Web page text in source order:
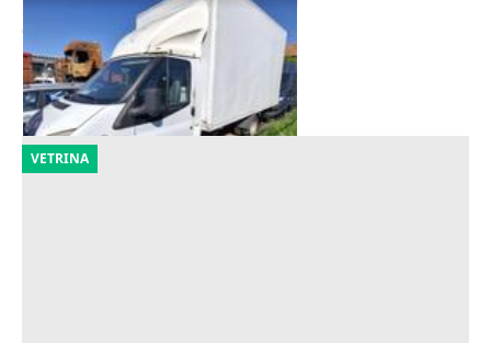
Melegnano (Milano)
Offerta minima
900 €
21/09/2026
VETRINA